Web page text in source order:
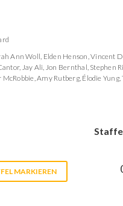
Ann Woll, Elden Henson,Vincent
, Jay Ali, Jon Bernthal, Stephen
McRobbie,Amy Rutberg, Élodie Yung,
MARKIEREN